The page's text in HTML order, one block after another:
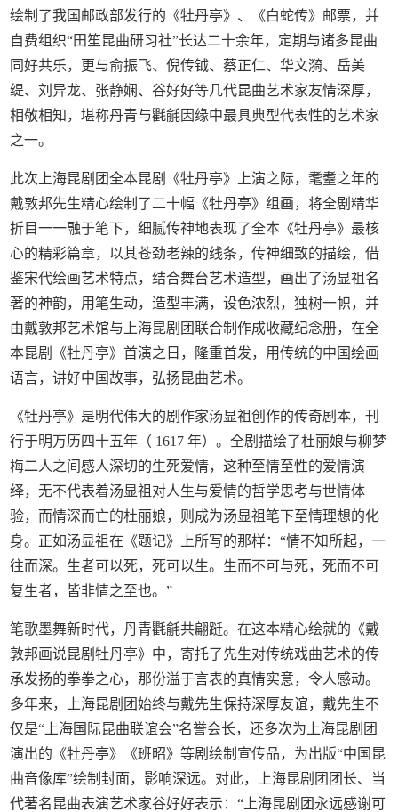
绘制了我国邮政部发行的《牡丹亭》、《白蛇传》邮票，并
自费组织“田笙昆曲研习社”长达二十余年，定期与诸多昆曲
同好共乐，更与俞振飞、倪传钺、蔡正仁、华文漪、岳美
缇、刘异龙、张静娴、谷好好等几代昆曲艺术家友情深厚，
相敬相知，堪称丹青与氍毹因缘中最具典型代表性的艺术家
之一。
此次上海昆剧团全本昆剧《牡丹亭》上演之际，耄耋之年的
戴敦邦先生精心绘制了二十幅《牡丹亭》组画，将全剧精华
折目一一融于笔下，细腻传神地表现了全本《牡丹亭》最核
心的精彩篇章，以其苍劲老辣的线条，传神细致的描绘，借
鉴宋代绘画艺术特点，结合舞台艺术造型，画出了汤显祖名
著的神韵，用笔生动，造型丰满，设色浓烈，独树一帜，并
由戴敦邦艺术馆与上海昆剧团联合制作成收藏纪念册，在全
本昆剧《牡丹亭》首演之日，隆重首发，用传统的中国绘画
语言，讲好中国故事，弘扬昆曲艺术。
《牡丹亭》是明代伟大的剧作家汤显祖创作的传奇剧本，刊
行于明万历四十五年（ 1617 年）。全剧描绘了杜丽娘与柳梦
梅二人之间感人深切的生死爱情，这种至情至性的爱情演
绎，无不代表着汤显祖对人生与爱情的哲学思考与世情体
验，而情深而亡的杜丽娘，则成为汤显祖笔下至情理想的化
身。正如汤显祖在《题记》上所写的那样：“情不知所起，一
往而深。生者可以死，死可以生。生而不可与死，死而不可
复生者，皆非情之至也。”
笔歌墨舞新时代，丹青氍毹共翩跹。在这本精心绘就的《戴
敦邦画说昆剧牡丹亭》中，寄托了先生对传统戏曲艺术的传
承发扬的拳拳之心，那份溢于言表的真情实意，令人感动。
多年来，上海昆剧团始终与戴先生保持深厚友谊，戴先生不
仅是“上海国际昆曲联谊会”名誉会长，还多次为上海昆剧团
演出的《牡丹亭》《班昭》等剧绘制宣传品，为出版“中国昆
曲音像库”绘制封面，影响深远。对此，上海昆剧团团长、当
代著名昆曲表演艺术家谷好好表示：“上海昆剧团永远感谢可